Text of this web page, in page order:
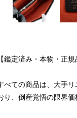
鑑定済み・本物・正規
べての商品は、大手
り、倒産覚悟の限界価